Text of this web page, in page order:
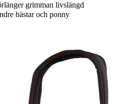
grimman livslängd
hästar och ponny